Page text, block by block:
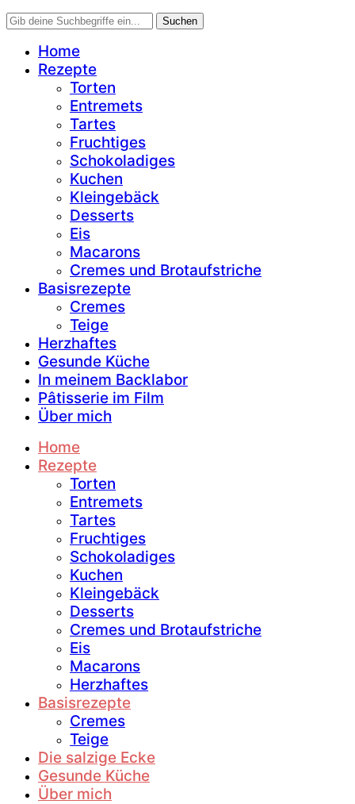
Home
Rezepte
Torten
Entremets
Tartes
Fruchtiges
Schokoladiges
Kuchen
Kleingebäck
Desserts
Eis
Macarons
Cremes und Brotaufstriche
Basisrezepte
Cremes
Teige
Herzhaftes
Gesunde Küche
In meinem Backlabor
Pâtisserie im Film
Über mich
Home
Rezepte
Torten
Entremets
Tartes
Fruchtiges
Schokoladiges
Kuchen
Kleingebäck
Desserts
Cremes und Brotaufstriche
Eis
Macarons
Herzhaftes
Basisrezepte
Cremes
Teige
Die salzige Ecke
Gesunde Küche
Über mich